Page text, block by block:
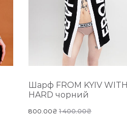
Шарф FROM KYIV WITH
HARD чорний
1 400.00₴
800.00₴